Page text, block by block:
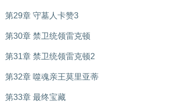
第29章 守墓人卡赞3
第30章 禁卫统领雷克顿
第31章 禁卫统领雷克顿2
第32章 噬魂亲王莫里亚蒂
第33章 最终宝藏